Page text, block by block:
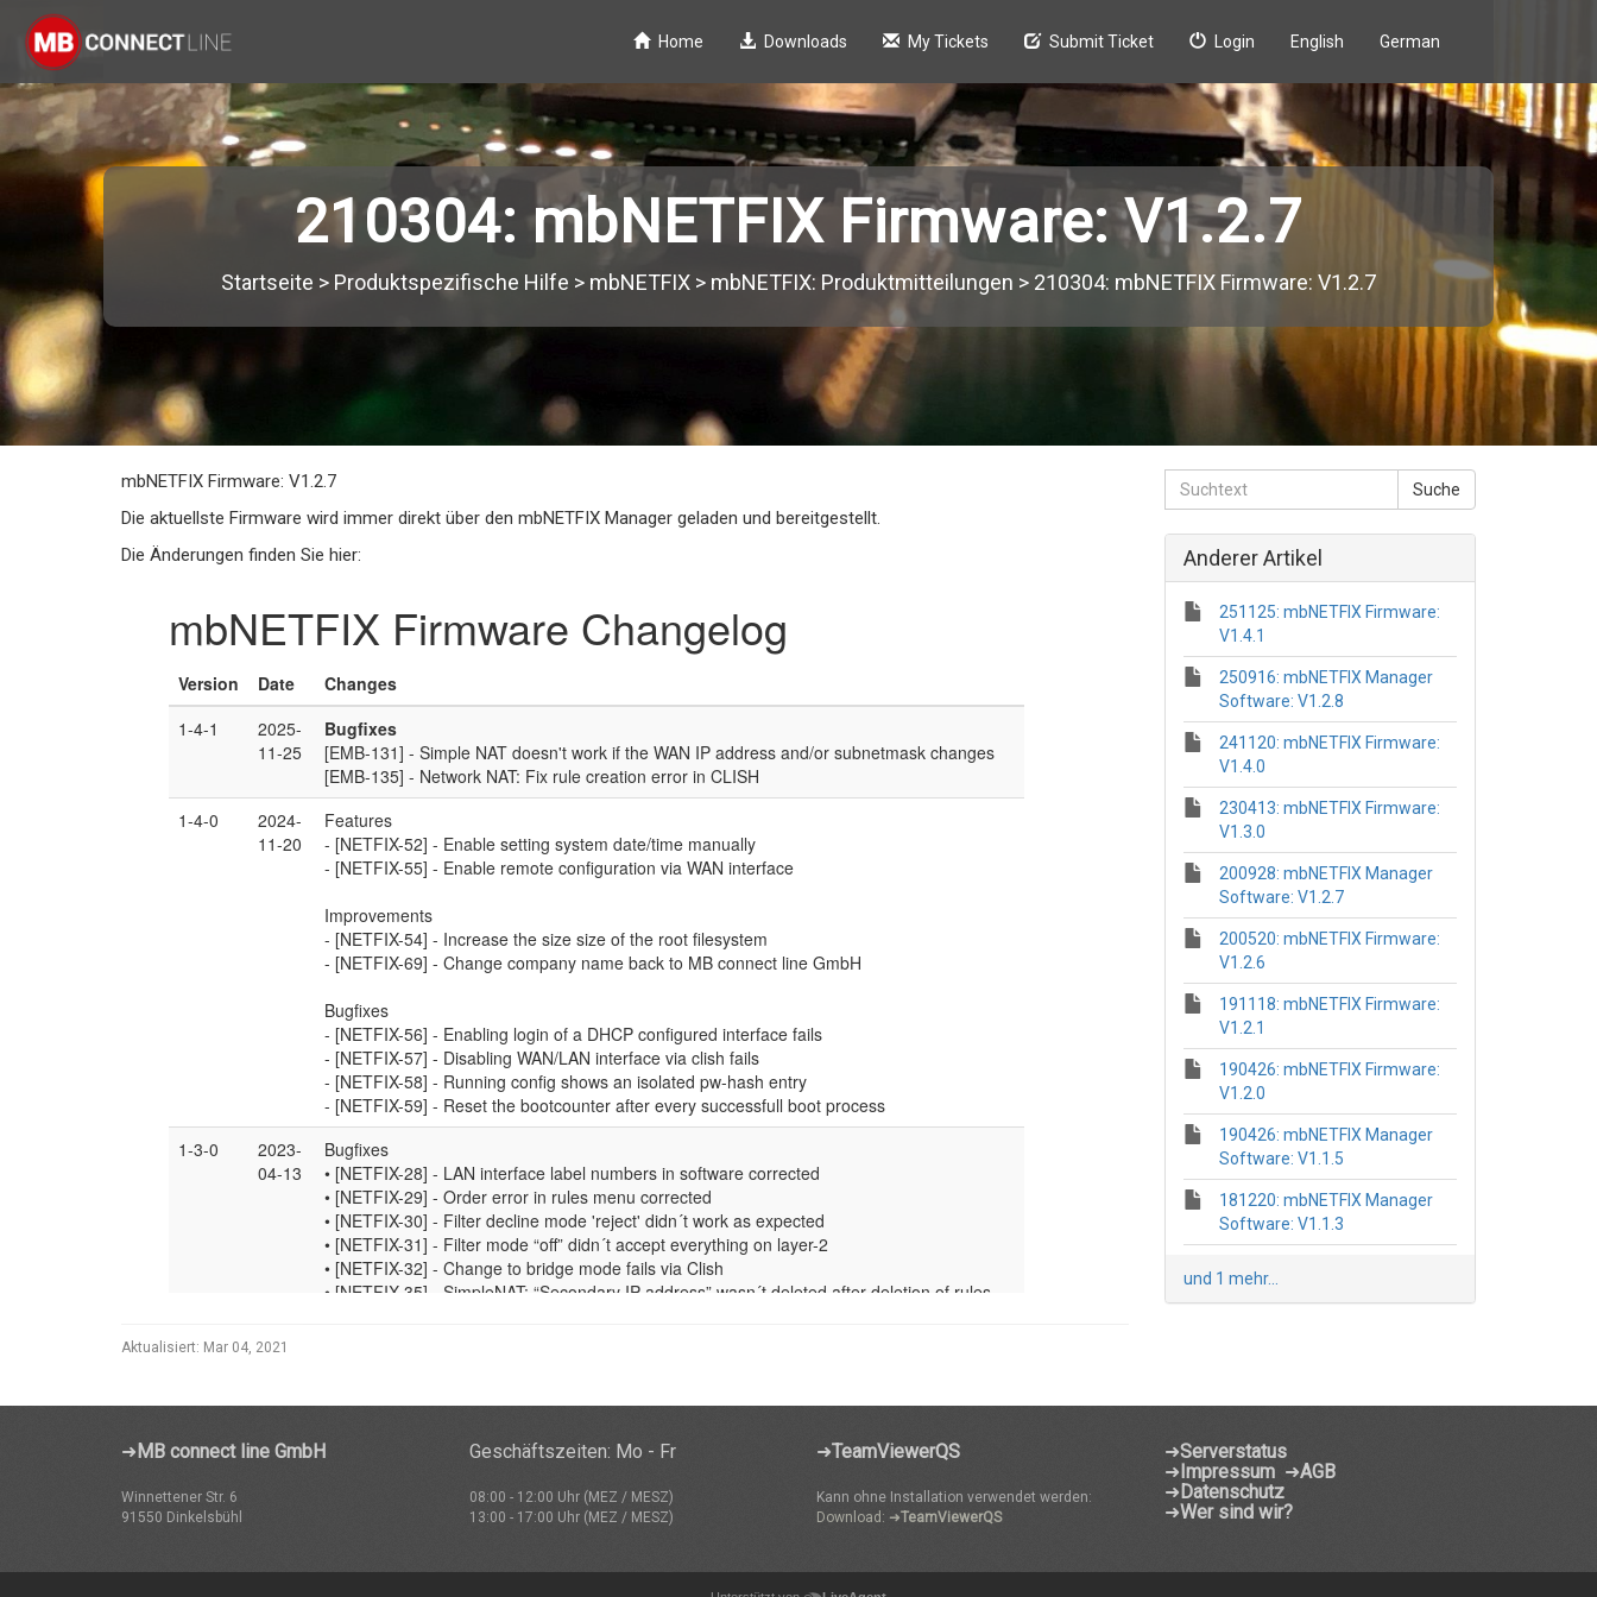
Home Downloads My Tickets Submit Ticket Login English German
210304: mbNETFIX Firmware: V1.2.7
Startseite > Produktspezifische Hilfe > mbNETFIX > mbNETFIX: Produktmitteilungen > 210304: mbNETFIX Firmware: V1.2.7
mbNETFIX Firmware: V1.2.7
Die aktuellste Firmware wird immer direkt über den mbNETFIX Manager geladen und bereitgestellt.
Die Änderungen finden Sie hier:
Aktualisiert: Mar 04, 2021
Anderer Artikel
251125: mbNETFIX Firmware:
V1.4.1
250916: mbNETFIX Manager
Software: V1.2.8
241120: mbNETFIX Firmware:
V1.4.0
230413: mbNETFIX Firmware:
V1.3.0
200928: mbNETFIX Manager
Software: V1.2.7
200520: mbNETFIX Firmware:
V1.2.6
191118: mbNETFIX Firmware:
V1.2.1
190426: mbNETFIX Firmware:
V1.2.0
190426: mbNETFIX Manager
Software: V1.1.5
181220: mbNETFIX Manager
Software: V1.1.3
und 1 mehr...
➜ MB connect line GmbH
Winnettener Str. 6
91550 Dinkelsbühl
Geschäftszeiten: Mo - Fr
08:00 - 12:00 Uhr (MEZ / MESZ)
13:00 - 17:00 Uhr (MEZ / MESZ)
➜TeamViewerQS
Kann ohne Installation verwendet werden:
Download: ➜TeamViewerQS
➜Serverstatus
➜Impressum ➜AGB
➜ Datenschutz
➜Wer sind wir?